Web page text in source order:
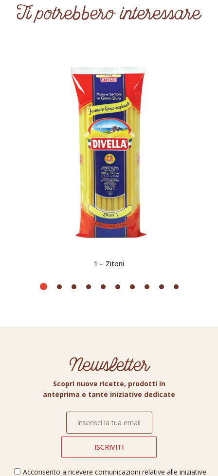
Ti potrebbero interessare
1 – Zitoni
Newsletter
Scopri nuove ricette, prodotti in
anteprima e tante iniziative dedicate
Acconsento a ricevere comunicazioni relative alle iniziative